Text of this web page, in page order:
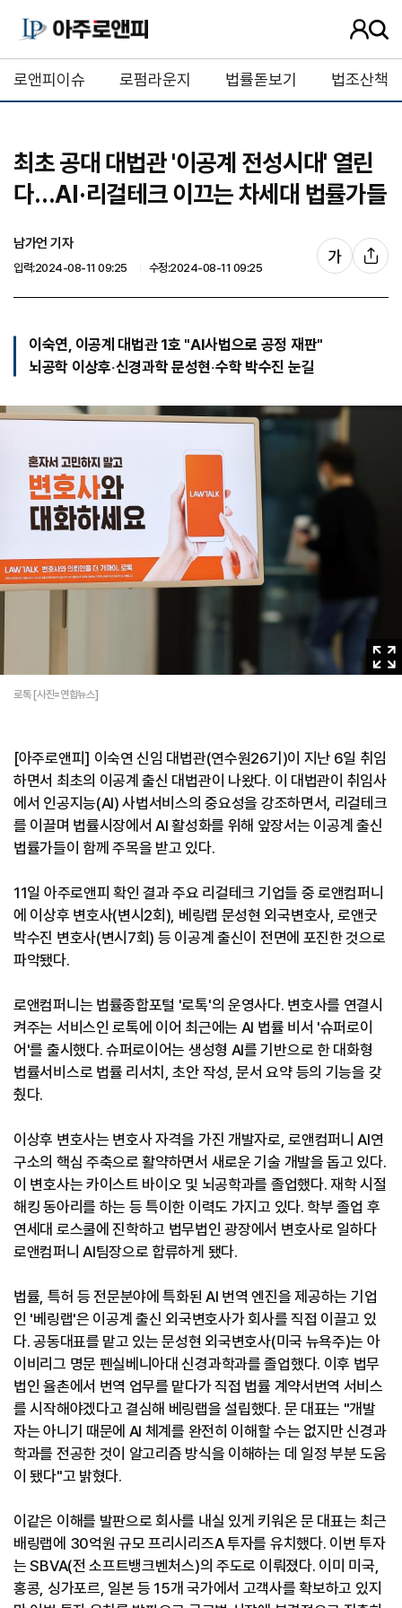
사
자
정
검
버
튼
로앤피이슈 로펌라운지 법률돋보기 법조산책
최초 공대 대법관 '이공계 전성시대' 열린
다…AI·리걸테크 이끄는 차세대 법률가들
남가언 기자
입력:2024-08-11 09:25 수정:2024-08-11 09:25
가글
자
크
기
사
공
이숙연, 이공계 대법관 1호 "AI사법으로 공정 재판"
뇌공학 이상후‧신경과학 문성현‧수학 박수진 눈길
이
미
로톡 [사진=연합뉴스]
[아주로앤피] 이숙연 신임 대법관(연수원26기)이 지난 6일 취임
하면서 최초의 이공계 출신 대법관이 나왔다. 이 대법관이 취임사
에서 인공지능(AI) 사법서비스의 중요성을 강조하면서, 리걸테크
를 이끌며 법률시장에서 AI 활성화를 위해 앞장서는 이공계 출신
법률가들이 함께 주목을 받고 있다.
11일 아주로앤피 확인 결과 주요 리걸테크 기업들 중 로앤컴퍼니
에 이상후 변호사(변시2회), 베링랩 문성현 외국변호사, 로앤굿
박수진 변호사(변시7회) 등 이공계 출신이 전면에 포진한 것으로
파악됐다.
로앤컴퍼니는 법률종합포털 '로톡'의 운영사다. 변호사를 연결시
켜주는 서비스인 로톡에 이어 최근에는 AI 법률 비서 '슈퍼로이
어'를 출시했다. 슈퍼로이어는 생성형 AI를 기반으로 한 대화형
법률서비스로 법률 리서치, 초안 작성, 문서 요약 등의 기능을 갖
췄다.
이상후 변호사는 변호사 자격을 가진 개발자로, 로앤컴퍼니 AI연
구소의 핵심 주축으로 활약하면서 새로운 기술 개발을 돕고 있다.
이 변호사는 카이스트 바이오 및 뇌공학과를 졸업했다. 재학 시절
해킹 동아리를 하는 등 특이한 이력도 가지고 있다. 학부 졸업 후
연세대 로스쿨에 진학하고 법무법인 광장에서 변호사로 일하다
로앤컴퍼니 AI팀장으로 합류하게 됐다.
법률, 특허 등 전문분야에 특화된 AI 번역 엔진을 제공하는 기업
인 '베링랩'은 이공계 출신 외국변호사가 회사를 직접 이끌고 있
다. 공동대표를 맡고 있는 문성현 외국변호사(미국 뉴욕주)는 아
이비리그 명문 펜실베니아대 신경과학과를 졸업했다. 이후 법무
법인 율촌에서 번역 업무를 맡다가 직접 법률 계약서번역 서비스
를 시작해야겠다고 결심해 베링랩을 설립했다. 문 대표는 "개발
자는 아니기 때문에 AI 체계를 완전히 이해할 수는 없지만 신경과
학과를 전공한 것이 알고리즘 방식을 이해하는 데 일정 부분 도움
이 됐다"고 밝혔다.
이같은 이해를 발판으로 회사를 내실 있게 키워온 문 대표는 최근
배링랩에 30억원 규모 프리시리즈A 투자를 유치했다. 이번 투자
는 SBVA(전 소프트뱅크벤처스)의 주도로 이뤄졌다. 이미 미국,
홍콩, 싱가포르, 일본 등 15개 국가에서 고객사를 확보하고 있지